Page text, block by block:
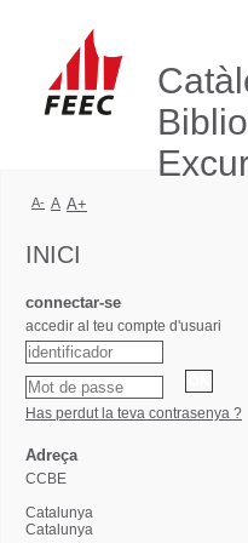
A- A A+
INICI
connectar-se
accedir al teu compte d'usuari
Has perdut la teva contrasenya ?
Adreça
CCBE
Catalunya
Catalunya